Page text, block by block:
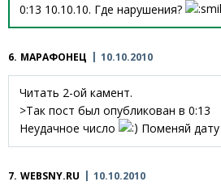
0:13 10.10.10. Где нарушения?
6. МАРАФОНЕЦ 10.10.2010
Читать 2-ой камент.
>Так пост был опубликован в 0:13
Неудачное число
Поменяй дату
7. WEBSNY.RU 10.10.2010